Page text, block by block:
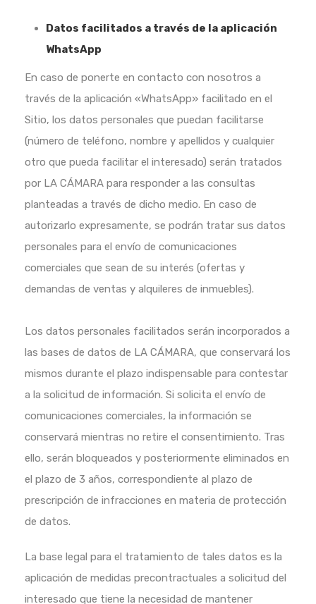
Datos facilitados a través de la aplicación
WhatsApp
En caso de ponerte en contacto con nosotros a
través de la aplicación «WhatsApp» facilitado en el
Sitio, los datos personales que puedan facilitarse
(número de teléfono, nombre y apellidos y cualquier
otro que pueda facilitar el interesado) serán tratados
por LA CÁMARA para responder a las consultas
planteadas a través de dicho medio. En caso de
autorizarlo expresamente, se podrán tratar sus datos
personales para el envío de comunicaciones
comerciales que sean de su interés (ofertas y
demandas de ventas y alquileres de inmuebles).
Los datos personales facilitados serán incorporados a
las bases de datos de LA CÁMARA, que conservará los
mismos durante el plazo indispensable para contestar
a la solicitud de información. Si solicita el envío de
comunicaciones comerciales, la información se
conservará mientras no retire el consentimiento. Tras
ello, serán bloqueados y posteriormente eliminados en
el plazo de 3 años, correspondiente al plazo de
prescripción de infracciones en materia de protección
de datos.
La base legal para el tratamiento de tales datos es la
aplicación de medidas precontractuales a solicitud del
interesado que tiene la necesidad de mantener